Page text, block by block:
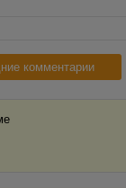
комментарии